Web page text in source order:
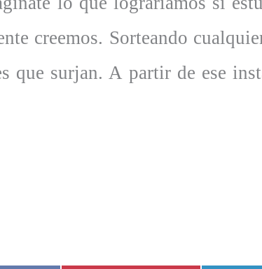
creemos. Sorteando
que surjan. A partir de ese